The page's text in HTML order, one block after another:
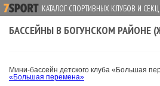
КАТАЛОГ СПОРТИВНЫХ КЛУБОВ И
БАССЕЙНЫ В БОГУНСКОМ РАЙОНЕ
Мини-бассейн детского клуба «Большая
«Большая перемена»